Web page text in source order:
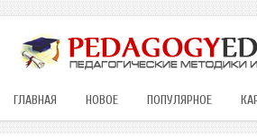
ГЛАВНАЯ НОВОЕ ПОПУЛЯРНОЕ